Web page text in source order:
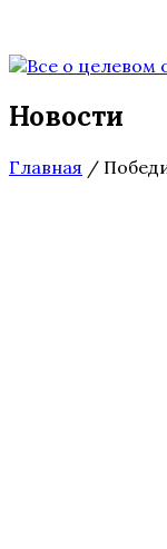
Новости
Главная /